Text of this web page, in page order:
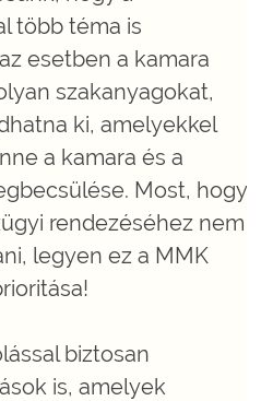
több téma is
esetben a kamara
szakanyagokat,
ki, amelyekkel
a kamara és a
Most, hogy
rendezéséhez nem
legyen ez a MMK
biztosan
is, amelyek